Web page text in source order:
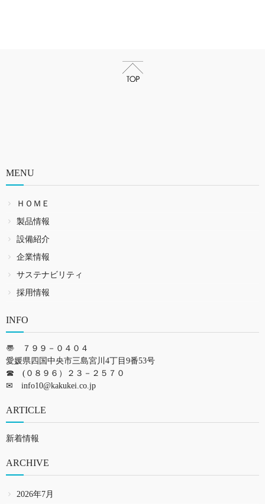
MENU
ＨＯＭＥ
製品情報
設備紹介
企業情報
サステナビリティ
採用情報
INFO
〠 ７９９－０４０４
愛媛県四国中央市三島宮川4丁目9番53号
☎ (０８９６）２３－２５７０
✉ info10@kakukei.co.jp
ARTICLE
新着情報
ARCHIVE
2026年7月